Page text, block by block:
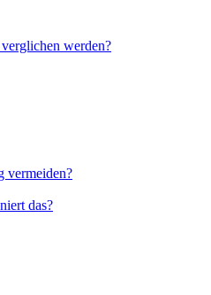
werden?
vermeiden?
das?